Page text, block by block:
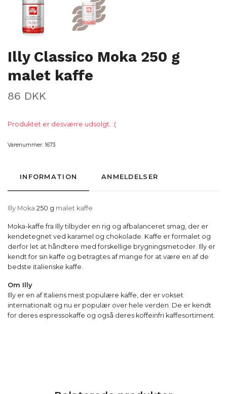
Illy Classico Moka 250 g
malet kaffe
86 DKK
Produktet er desværre udsolgt. :(
Varenummer: 1673
INFORMATION ANMELDELSER
Illy Moka 250 g malet kaffe
Moka-kaffe fra Illy tilbyder en rig og afbalanceret smag, der er
kendetegnet ved karamel og chokolade. Kaffe er formalet og
derfor let at håndtere med forskellige brygningsmetoder. Illy er
kendt for sin kaffe og betragtes af mange for at være en af de
bedste italienske kaffe.
Om Illy
Illy er en af Italiens mest populære kaffe, der er vokset
internationalt og nu er populær over hele verden. De er kendt
for deres espressokaffe og også deres koffeinfri kaffesortiment.